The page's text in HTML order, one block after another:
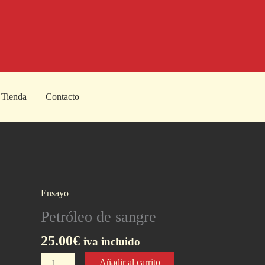
Tienda Contacto
Ensayo
Petróleo de sangre
25.00€ iva incluido
Petróleo
Añadir al carrito